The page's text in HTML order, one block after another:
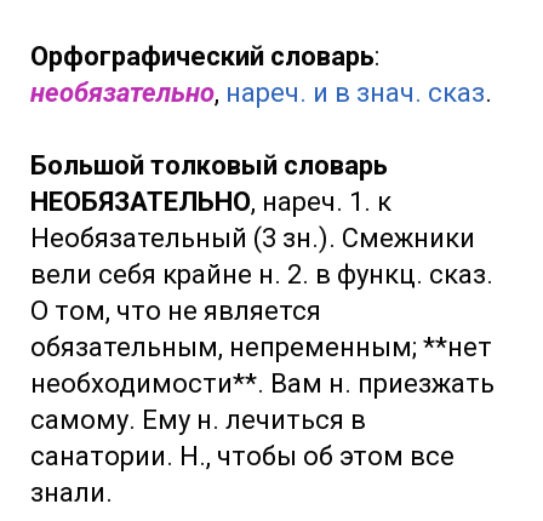
Орфографический словарь:
необязательно, нареч. и в знач. сказ.
Большой толковый словарь
НЕОБЯЗАТЕЛЬНО, нареч. 1. к
Необязательный (3 зн.). Смежники
вели себя крайне н. 2. в функц. сказ.
О том, что не является
обязательным, непременным; **нет
необходимости**. Вам н. приезжать
самому. Ему н. лечиться в
санатории. Н., чтобы об этом все
знали.